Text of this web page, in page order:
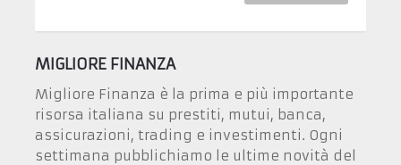
MIGLIORE FINANZA
Migliore Finanza è la prima e più importante
risorsa italiana su prestiti, mutui, banca,
assicurazioni, trading e investimenti. Ogni
settimana pubblichiamo le ultime novità del